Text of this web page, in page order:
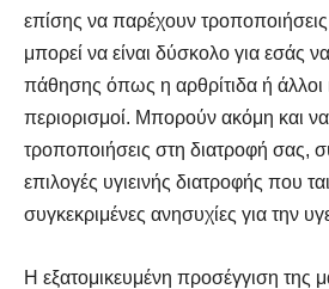
επίσης να παρέχουν
μπορεί να είναι δύσκολο για εσάς
πάθησης όπως η αρθρίτιδα ή άλλοι
περιορισμοί. Μπορούν ακόμη και
τροποποιήσεις στη διατροφή σας,
επιλογές υγιεινής διατροφής που
συγκεκριμένες ανησυχίες για την
Η εξατομικευμένη προσέγγιση της